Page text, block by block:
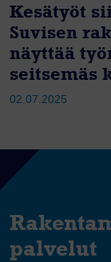
Kesätyöt
Suvisen
näyttää
seitsemäs
02.07.2025
palvelut